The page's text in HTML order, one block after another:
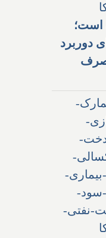
است؛
دوربرد
صرف